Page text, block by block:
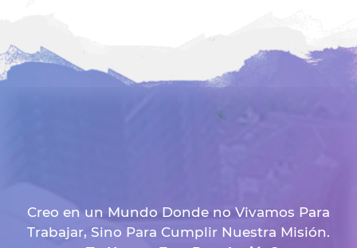
Creo en un Mundo Donde no Vivamos Para
Trabajar, Sino Para Cumplir Nuestra Misión.